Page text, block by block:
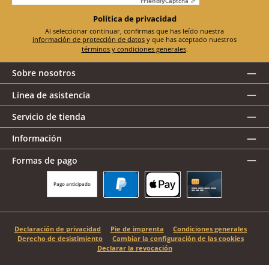
Política de privacidad
información de protección de datos
términos y condiciones generales.
Sobre nosotros
Línea de asistencia
Servicio de tienda
Información
Formas de pago
Pago anticipado
Declaración de privacidad Pie de imprenta
Condiciones generales
Derecho de desistimiento
Cambiar la configuración de las cookies
Declarar la revocación